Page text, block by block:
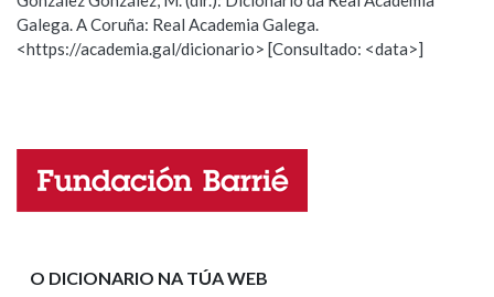
Observación Hai un erro na palabra
Nome
Galega. A Coruña: Real Academia Galega.
<https://academia.gal/dicionario> [Consultado: <data>]
O DICIONARIO NA TÚA WEB